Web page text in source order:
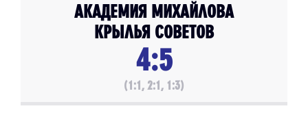
АКАДЕМИЯ МИХАЙЛОВА
КРЫЛЬЯ СОВЕТОВ
4:5
(1:1, 2:1, 1:3)